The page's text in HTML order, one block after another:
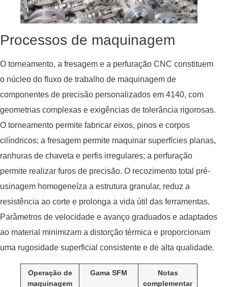
Processos de maquinagem
O torneamento, a fresagem e a perfuração CNC constituem
o núcleo do fluxo de trabalho de maquinagem de
componentes de precisão personalizados em 4140, com
geometrias complexas e exigências de tolerância rigorosas.
O torneamento permite fabricar eixos, pinos e corpos
cilíndricos; a fresagem permite maquinar superfícies planas,
ranhuras de chaveta e perfis irregulares; a perfuração
permite realizar furos de precisão. O recozimento total pré-
usinagem homogeneíza a estrutura granular, reduz a
resistência ao corte e prolonga a vida útil das ferramentas.
Parâmetros de velocidade e avanço graduados e adaptados
ao material minimizam a distorção térmica e proporcionam
uma rugosidade superficial consistente e de alta qualidade.
Operação de
maquinagem
Gama SFM
Notas
complementar